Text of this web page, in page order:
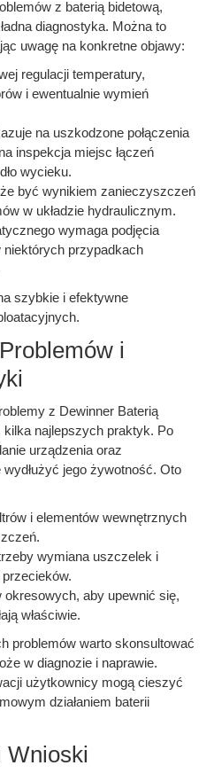
z baterią bidetową,
diagnostyka. Można to
uwagę na konkretne objawy:
regulacji temperatury,
i ewentualnie wymień
na uszkodzone połączenia
inspekcja miejsc łączeń
wycieku.
być wynikiem zanieczyszczeń
w układzie hydraulicznym.
wymaga podjęcia
niektórych przypadkach
szybkie i efektywne
i
z Dewinner Baterią
najlepszych praktyk. Po
urządzenia oraz
jego żywotność. Oto
i elementów wewnętrznych
wymiana uszczelek i
okresowych, aby upewnić się,
właściwie.
problemów warto skonsultować
w diagnozie i naprawie.
użytkownicy mogą cieszyć
działaniem baterii
Wnioski